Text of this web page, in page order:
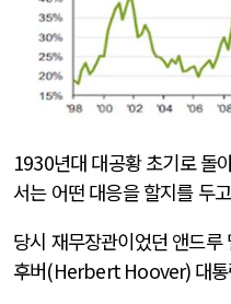
1930년대 대공황 초기로 돌
서는 어떤 대응을 할지를 두
당시 재무장관이었던 앤드루
후버(Herbert Hoover) 대